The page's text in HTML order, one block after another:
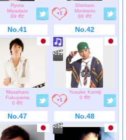
Ryota
Miyadate
89 वोट
Shintaro
Morimoto
86 वोट
No.41
Masaharu
Fukuyama
0 वोट
No.42
Yusuke Kamiji
0 वोट
No.47 No.48